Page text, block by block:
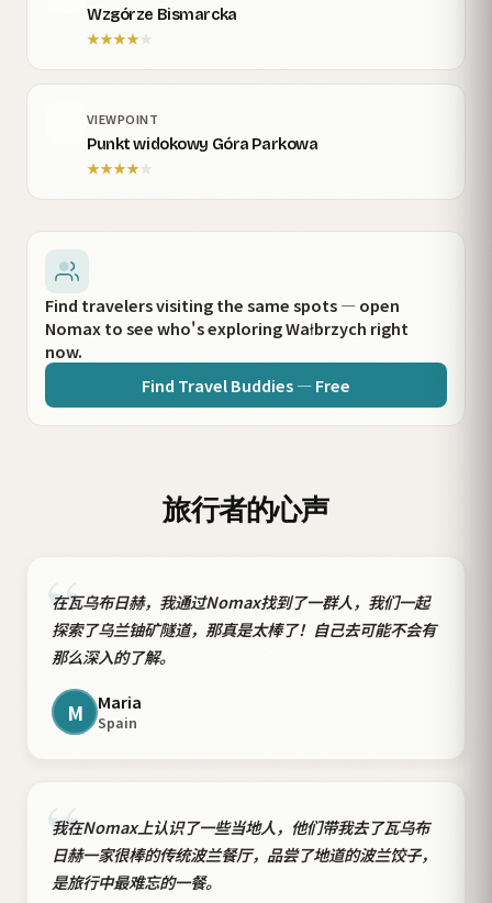
Wzgórze Bismarcka
★★★★ ★
VIEWPOINT
Punkt widokowy Góra Parkowa
★★★★★
Find travelers visiting the same spots — open
Nomax to see who's exploring Wałbrzych right
now.
Find Travel Buddies — Free
旅行者的心声
“
在瓦乌布日赫，我通过Nomax找到了一群人，我们一起
探索了乌兰铀矿隧道，那真是太棒了！自己去可能不会有
那么深入的了解。
M Maria
Spain
“
我在Nomax上认识了一些当地人，他们带我去了瓦乌布
日赫一家很棒的传统波兰餐厅，品尝了地道的波兰饺子，
是旅行中最难忘的一餐。